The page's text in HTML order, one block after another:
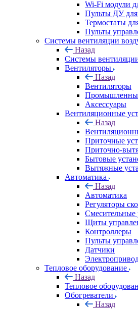
Wi-Fi модули
Пульты ДУ для
Термостаты
Пульты
Системы вентиляции
Назад
Системы
Вентиляторы
Назад
Вентиляторы
Аксессуары
Вентиляционные
Назад
Приточные
Приточно-
Бытовые
Вытяжные
Автоматика
Назад
Автоматика
Регуляторы
Смесительные
Щиты
Контроллеры
Пульты
Датчики
Тепловое оборудование
Назад
Тепловое
Обогреватели
Назад